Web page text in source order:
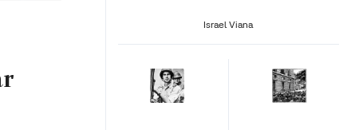
Israel Viana